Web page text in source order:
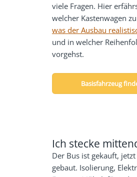
viele Fragen. Hier
welcher Kastenwagen
was der Ausbau
und in welcher
vorgehst.
Basisfahrzeug
Ich stecke
Der Bus ist gekauft,
gebaut. Isolierung,